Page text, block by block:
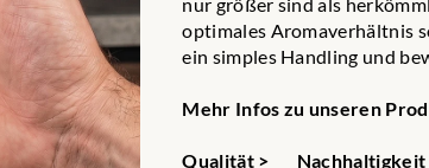
in 200g Joghurt einrühren, einen kleinen Schuss
optimales Aromaverhältnis
ein simples Handling und
Mehr Infos zu unseren
Qualität > Nachhaltigkeit